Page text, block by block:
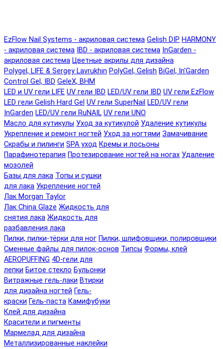
EzFlow Nail Systems - акриловая система Gelish DIP HARMONY
- акриловая система IBD - акриловая система InGarden -
акриловая система Цветные акрилы для дизайна
Polygel, LIFE & Sergey Lavrukhin PolyGel, Gelish BiGel, In'Garden
Control Gel, IBD GeleX, BHM
LED и UV гели LIFE UV гели IBD LED/UV гели IBD UV гели EzFlow
LED гели Gelish Hard Gel UV гели SuperNail LED/UV гели
InGarden LED/UV гели RuNAIL UV гели UNO
Масло для кутикулы Уход за кутикулой Удаление кутикулы
Укрепление и ремонт ногтей Уход за ногтями Замачивание
Скрабы и пилинги SPA уход Кремы и лосьоны
Парафинотерапия Протезирование ногтей на ногах Удаление
мозолей
Базы для лака Топы и сушки
для лака Укрепление ногтей
Лак Morgan Taylor
Лак China Glaze Жидкость для
снятия лака Жидкость для
разбавления лака
Пилки, пилки-тёрки для ног Пилки, шлифовщики, полировщики
Сменные файлы для пилок-основ Типсы Формы, клей
AEROPUFFING 4D-гели для
лепки Битое стекло Бульонки
Витражные гель-лаки Втирки
для дизайна ногтей Гель-
краски Гель-паста Камифубуки
Клей для дизайна
Красители и пигменты
Мармелад для дизайна
Металлизированные наклейки